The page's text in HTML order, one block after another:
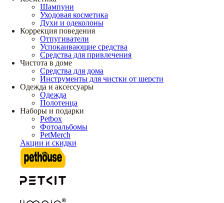
Шампуни
Уходовая косметика
Духи и одеколоны
Коррекция поведения
Отпугиватели
Успокаивающие средства
Средства для привлечения
Чистота в доме
Средства для дома
Инструменты для чистки от шерсти
Одежда и аксессуары
Одежда
Полотенца
Наборы и подарки
Petbox
Фотоальбомы
PetMerch
Акции и скидки